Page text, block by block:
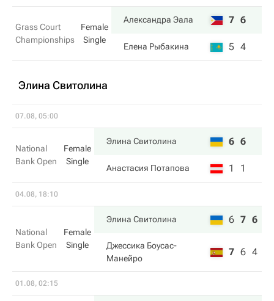
Grass Court
Championships
Female
Single
Александра Эала 7 6
Елена Рыбакина 5 4
Элина Свитолина
07.08, 05:00
National
Bank Open
Female
Single
Элина Свитолина 6 6
Анастасия Потапова 1 1
04.08, 18:10
National
Bank Open
Female
Single
Элина Свитолина 6 7 6
Джессика Боусас-
Манейро
7 6 4
01.08, 02:15